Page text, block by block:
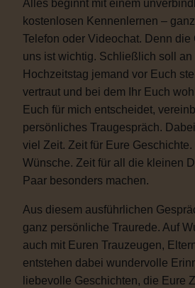
Alles beginnt mit einem
kostenlosen Kennenlernen –
Telefon oder Videochat. Denn
uns ist wichtig. Schließlich soll an
Hochzeitstag jemand vor Euch
vertraut und bei dem Ihr Euch
Euch für mich entscheidet,
persönliches Traugespräch.
viel Zeit. Zeit für Eure Geschichte.
Wünsche. Zeit für all die kleinen
Paar besonders machen.
Aus diesem ausführlichen
ganz persönliche Traurede. Auf
auch mit Euren Trauzeugen,
entstehen dabei wundervolle
liebevolle Geschichten, die Eure